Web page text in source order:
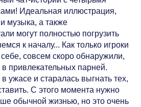
Идеальная иллюстрация,
музыка, а также
могут полностью погрузить
к началу... Как только игроки
совсем скоро обнаружили,
в привлекательных парней.
ужасе и старалась выгнать тех,
С этого момента нужно
обычной жизнью, но это очень